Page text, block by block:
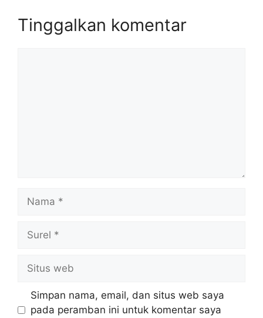
Tinggalkan komentar
Nama
Surel
Situs
web
Simpan nama, email, dan situs web saya
pada peramban ini untuk komentar saya